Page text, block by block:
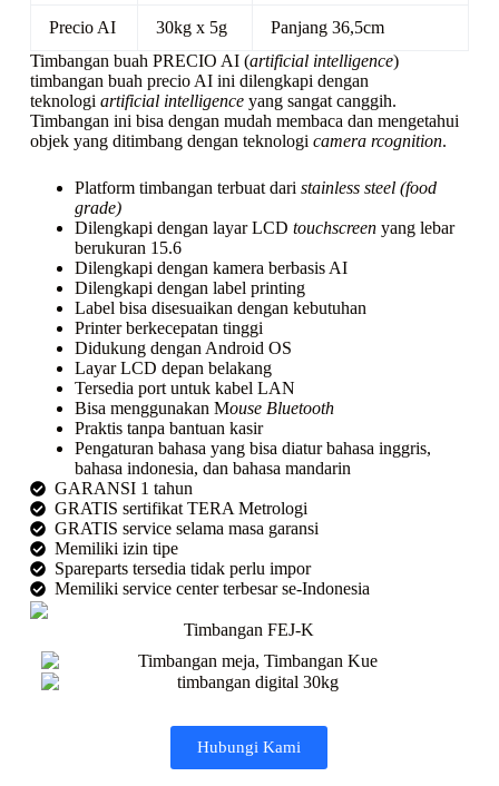
Precio AI 30kg x 5g
Panjang 36,5cm
Timbangan buah PRECIO AI (artificial intelligence)
timbangan buah precio AI ini dilengkapi dengan
teknologi artificial intelligence yang sangat canggih.
Timbangan ini bisa dengan mudah membaca dan mengetahui
objek yang ditimbang dengan teknologi camera rcognition.
Platform timbangan terbuat dari stainless steel (food
grade)
Dilengkapi dengan layar LCD touchscreenyang lebar
berukuran 15.6
Dilengkapi dengan kamera berbasis AI
Dilengkapi dengan label printing
Label bisa disesuaikan dengan kebutuhan
Printer berkecepatan tinggi
Didukung dengan Android OS
Layar LCD depan belakang
Tersedia port untuk kabel LAN
Bisa menggunakan Mouse Bluetooth
Praktis tanpa bantuan kasir
Pengaturan bahasa yang bisa diatur bahasa inggris,
bahasa indonesia, dan bahasa mandarin
GARANSI 1 tahun
GRATIS sertifikat TERA Metrologi
GRATIS service selama masa garansi
Memiliki izin tipe
Spareparts tersedia tidak perlu impor
Memiliki service center terbesar se-Indonesia
Timbangan FEJ-K
Hubungi Kami